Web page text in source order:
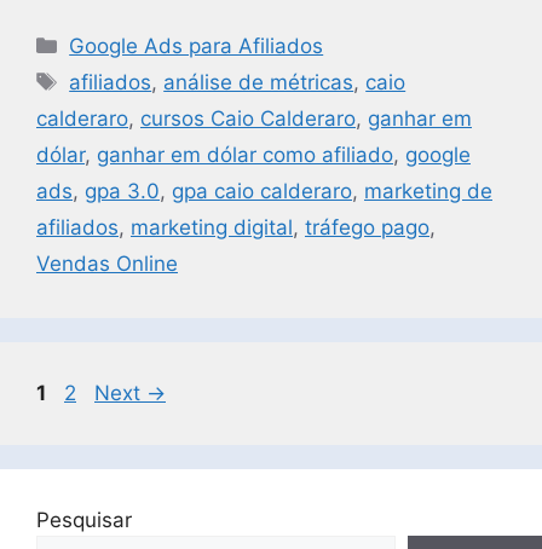
Google Ads para Afiliados
afiliados, análise de métricas, caio
calderaro, cursos Caio Calderaro, ganhar em
dólar, ganhar em dólar como afiliado, google
ads, gpa 3.0, gpa caio calderaro, marketing de
afiliados, marketing digital, tráfego pago,
Vendas Online
1 2 Next →
Pesquisar